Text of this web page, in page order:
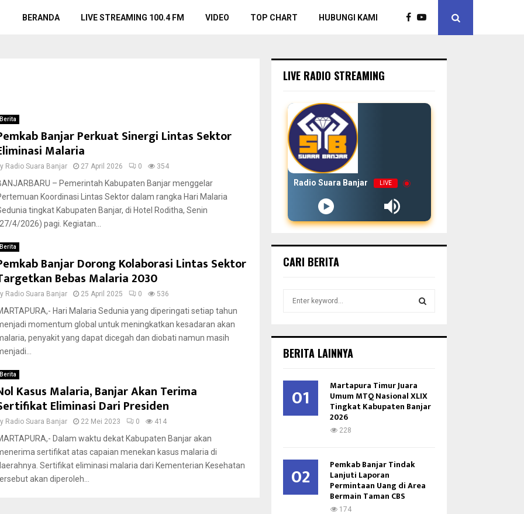
BERANDA LIVE STREAMING 100.4 FM VIDEO TOP CHART HUBUNGI KAMI
Berita
Banjar Perkuat Sinergi Lintas Sektor
Malaria
Radio Suara Banjar 27 April 2026 0 354
– Pemerintah Kabupaten Banjar menggelar
Koordinasi Lintas Sektor dalam rangka Hari Malaria
tingkat Kabupaten Banjar, di Hotel Roditha, Senin
4/2026) pagi. Kegiatan...
Berita
Banjar Dorong Kolaborasi Lintas Sektor
Bebas Malaria 2030
Radio Suara Banjar 25 April 2025 0 536
Hari Malaria Sedunia yang diperingati setiap tahun
momentum global untuk meningkatkan kesadaran akan
penyakit yang dapat dicegah dan diobati namun masih
Berita
Kasus Malaria, Banjar Akan Terima
Eliminasi Dari Presiden
Radio Suara Banjar 22 Mei 2023 0 414
Dalam waktu dekat Kabupaten Banjar akan
sertifikat atas capaian menekan kasus malaria di
Sertifikat eliminasi malaria dari Kementerian Kesehatan
akan diperoleh...
LIVE RADIO STREAMING
Radio Suara Banjar LIVE
CARI BERITA
h
o
R
BERITA LAINNYA
01 Martapura Timur Juara
Umum MTQ Nasional XLIX
Tingkat Kabupaten Banjar
2026
228
02 Pemkab Banjar Tindak
Lanjuti Laporan
Permintaan Uang di Area
Bermain Taman CBS
174